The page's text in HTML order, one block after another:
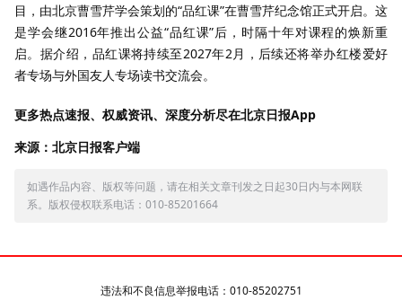
目，由北京曹雪芹学会策划的“品红课”在曹雪芹纪念馆正式开启。这
是学会继2016年推出公益“品红课”后，时隔十年对课程的焕新重
启。据介绍，品红课将持续至2027年2月，后续还将举办红楼爱好
者专场与外国友人专场读书交流会。
更多热点速报、权威资讯、深度分析尽在北京日报App
来源：北京日报客户端
如遇作品内容、版权等问题，请在相关文章刊发之日起30日内与本网联
系。版权侵权联系电话：010-85201664
违法和不良信息举报电话：010-85202751